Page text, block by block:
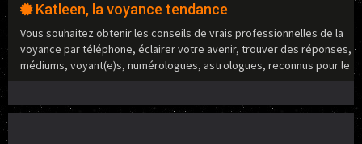
Katleen, la voyance tendance
Vous souhaitez obtenir les conseils de vrais professionnelles de la
voyance par téléphone, éclairer votre avenir, trouver des réponses,
médiums, voyant(e)s, numérologues, astrologues, reconnus pour le